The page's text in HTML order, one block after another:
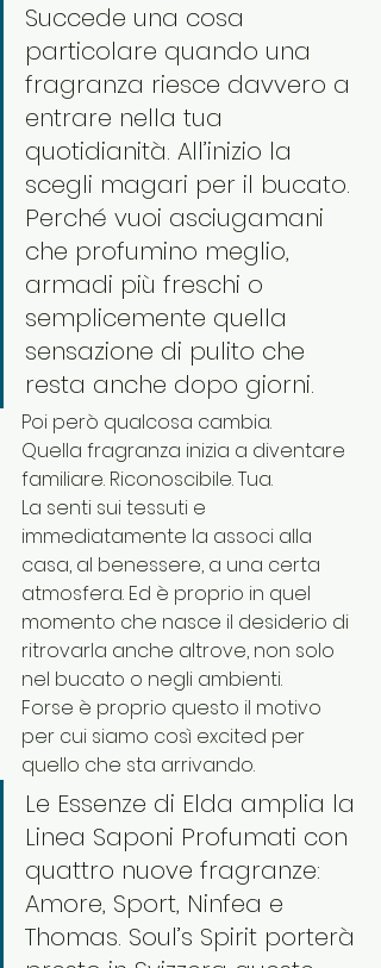
Succede una cosa
particolare quando una
fragranza riesce davvero a
entrare nella tua
quotidianità. All’inizio la
scegli magari per il bucato.
Perché vuoi asciugamani
che profumino meglio,
armadi più freschi o
semplicemente quella
sensazione di pulito che
resta anche dopo giorni.
Poi però qualcosa cambia.
Quella fragranza inizia a diventare
familiare. Riconoscibile. Tua.
La senti sui tessuti e
immediatamente la associ alla
casa, al benessere, a una certa
atmosfera. Ed è proprio in quel
momento che nasce il desiderio di
ritrovarla anche altrove, non solo
nel bucato o negli ambienti.
Forse è proprio questo il motivo
per cui siamo così excited per
quello che sta arrivando.
Le Essenze di Elda amplia la
Linea Saponi Profumati con
quattro nuove fragranze:
Amore, Sport, Ninfea e
Thomas. Soul’s Spirit porterà